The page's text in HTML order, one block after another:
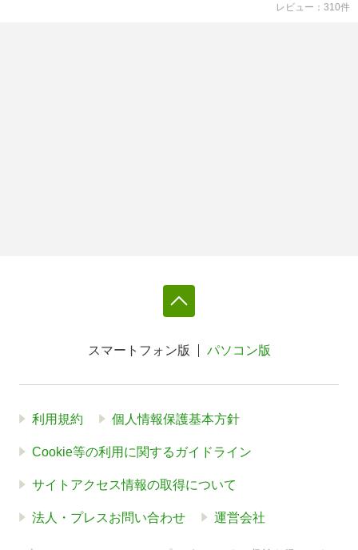
レビュー
310件
スマートフォン版 パソコン版
利用規約 個人情報保護基本方針
Cookie等の利用に関するガイドライン
サイトアクセス情報の取得について
法人・プレスお問い合わせ 運営会社